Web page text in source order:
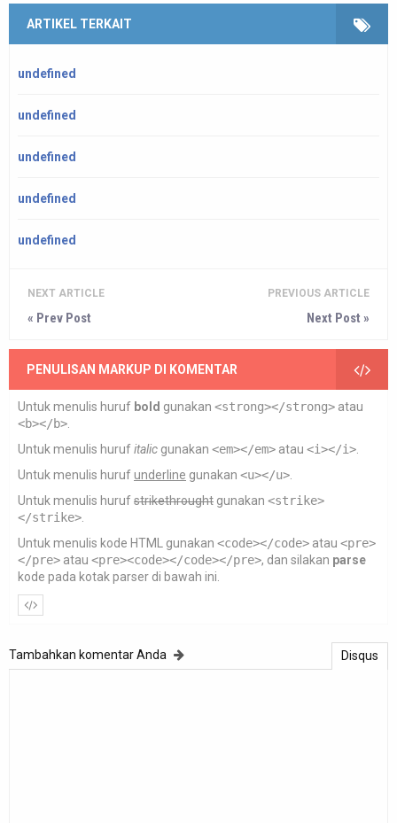
ARTIKEL TERKAIT
undefined
undefined
undefined
undefined
undefined
NEXT ARTICLE
« Prev Post
PREVIOUS ARTICLE
Next Post »
PENULISAN MARKUP DI KOMENTAR
Untuk menulis huruf bold gunakan <strong></strong> atau
<b></b>.
Untuk menulis hurufitalic gunakan <em></em> atau <i></i>.
Untuk menulis hurufunderline gunakan <u></u>.
Untuk menulis hurufstrikethrought gunakan <strike>
</strike>.
Untuk menulis kode HTML gunakan <code></code> atau <pre>
</pre> atau <pre><code></code></pre>, dan silakan parse
kode pada kotak parser di bawah ini.
Disqus
Tambahkan komentar Anda